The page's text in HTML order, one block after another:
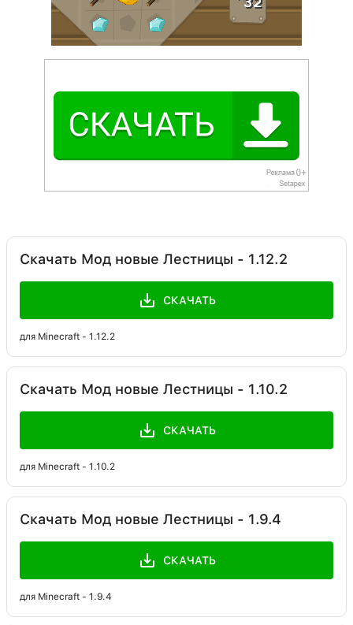
Скачать Мод новые Лестницы - 1.12.2
СКАЧАТЬ
для Minecraft - 1.12.2
Скачать Мод новые Лестницы - 1.10.2
СКАЧАТЬ
для Minecraft - 1.10.2
Скачать Мод новые Лестницы - 1.9.4
СКАЧАТЬ
для Minecraft - 1.9.4